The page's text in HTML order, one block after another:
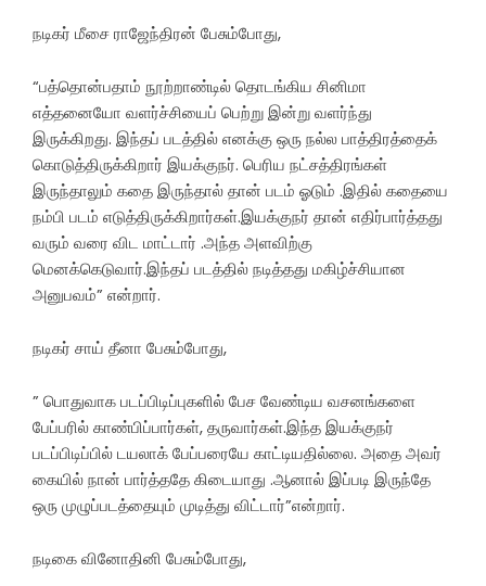
நடிகர் மீசை ராஜேந்திரன் பேசும்போது,
“பத்தொன்பதாம் நூற்றாண்டில் தொடங்கிய சினிமா
எத்தனையோ வளர்ச்சியைப் பெற்று இன்று வளர்ந்து
இருக்கிறது. இந்தப் படத்தில் எனக்கு ஒரு நல்ல பாத்திரத்தைக்
கொடுத்திருக்கிறார் இயக்குநர். பெரிய நட்சத்திரங்கள்
இருந்தாலும் கதை இருந்தால் தான் படம் ஓடும் .இதில் கதையை
நம்பி படம் எடுத்திருக்கிறார்கள்.இயக்குநர் தான் எதிர்பார்த்தது
வரும் வரை விட மாட்டார் .அந்த அளவிற்கு
மெனக்கெடுவார்.இந்தப் படத்தில் நடித்தது மகிழ்ச்சியான
அனுபவம்” என்றார்.
நடிகர் சாய் தீனா பேசும்போது,
” பொதுவாக படப்பிடிப்புகளில் பேச வேண்டிய வசனங்களை
பேப்பரில் காண்பிப்பார்கள், தருவார்கள்.இந்த இயக்குநர்
படப்பிடிப்பில் டயலாக் பேப்பரையே காட்டியதில்லை. அதை அவர்
கையில் நான் பார்த்ததே கிடையாது .ஆனால் இப்படி இருந்தே
ஒரு முழுப்படத்தையும் முடித்து விட்டார்”என்றார்.
நடிகை வினோதினி பேசும்போது,